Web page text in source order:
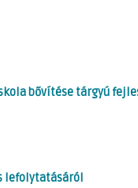
bővítése tárgyú
lefolytatásáról